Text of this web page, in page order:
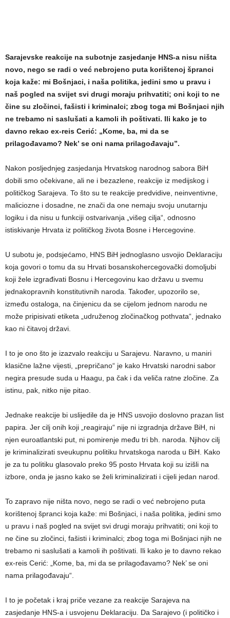
Sarajevske reakcije na subotnje zasjedanje HNS-a nisu ništa
novo, nego se radi o već nebrojeno puta korištenoj špranci
koja kaže: mi Bošnjaci, i naša politika, jedini smo u pravu i
naš pogled na svijet svi drugi moraju prihvatiti; oni koji to ne
čine su zločinci, fašisti i kriminalci; zbog toga mi Bošnjaci njih
ne trebamo ni saslušati a kamoli ih poštivati. Ili kako je to
davno rekao ex-reis Cerić: „Kome, ba, mi da se
prilagođavamo? Nek’ se oni nama prilagođavaju”.
Nakon posljednjeg zasjedanja Hrvatskog narodnog sabora BiH
dobili smo očekivane, ali ne i bezazlene, reakcije iz medijskog i
političkog Sarajeva. To što su te reakcije predvidive, neinventivne,
maliciozne i dosadne, ne znači da one nemaju svoju unutarnju
logiku i da nisu u funkciji ostvarivanja „višeg cilja“, odnosno
istiskivanje Hrvata iz političkog života Bosne i Hercegovine.
U subotu je, podsjećamo, HNS BiH jednoglasno usvojio Deklaraciju
koja govori o tomu da su Hrvati bosanskohercegovački domoljubi
koji žele izgrađivati Bosnu i Hercegovinu kao državu u svemu
jednakopravnih konstitutivnih naroda. Također, upozorilo se,
između ostaloga, na činjenicu da se cijelom jednom narodu ne
može pripisivati etiketa „udruženog zločinačkog pothvata“, jednako
kao ni čitavoj državi.
I to je ono što je izazvalo reakciju u Sarajevu. Naravno, u maniri
klasične lažne vijesti, „prepričano“ je kako Hrvatski narodni sabor
negira presude suda u Haagu, pa čak i da veliča ratne zločine. Za
istinu, pak, nitko nije pitao.
Jednake reakcije bi uslijedile da je HNS usvojio doslovno prazan list
papira. Jer cilj onih koji „reagiraju“ nije ni izgradnja države BiH, ni
njen euroatlantski put, ni pomirenje među tri bh. naroda. Njihov cilj
je kriminalizirati sveukupnu politiku hrvatskoga naroda u BiH. Kako
je za tu politiku glasovalo preko 95 posto Hrvata koji su izišli na
izbore, onda je jasno kako se želi kriminalizirati i cijeli jedan narod.
To zapravo nije ništa novo, nego se radi o već nebrojeno puta
korištenoj špranci koja kaže: mi Bošnjaci, i naša politika, jedini smo
u pravu i naš pogled na svijet svi drugi moraju prihvatiti; oni koji to
ne čine su zločinci, fašisti i kriminalci; zbog toga mi Bošnjaci njih ne
trebamo ni saslušati a kamoli ih poštivati. Ili kako je to davno rekao
ex-reis Cerić: „Kome, ba, mi da se prilagođavamo? Nek’ se oni
nama prilagođavaju“.
I to je početak i kraj priče vezane za reakcije Sarajeva na
zasjedanje HNS-a i usvojenu Deklaraciju. Da Sarajevo (i političko i